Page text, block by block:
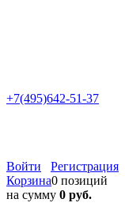
+7(495)642-51-37
Войти
Регистрация
Корзина0 позиций
на сумму 0 руб.